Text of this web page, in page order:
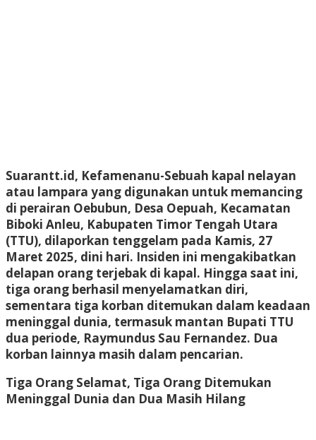
Suarantt.id, Kefamenanu-Sebuah kapal nelayan
atau lampara yang digunakan untuk memancing
di perairan Oebubun, Desa Oepuah, Kecamatan
Biboki Anleu, Kabupaten Timor Tengah Utara
(TTU), dilaporkan tenggelam pada Kamis, 27
Maret 2025, dini hari. Insiden ini mengakibatkan
delapan orang terjebak di kapal. Hingga saat ini,
tiga orang berhasil menyelamatkan diri,
sementara tiga korban ditemukan dalam keadaan
meninggal dunia, termasuk mantan Bupati TTU
dua periode, Raymundus Sau Fernandez. Dua
korban lainnya masih dalam pencarian.
Tiga Orang Selamat, Tiga Orang Ditemukan
Meninggal Dunia dan Dua Masih Hilang